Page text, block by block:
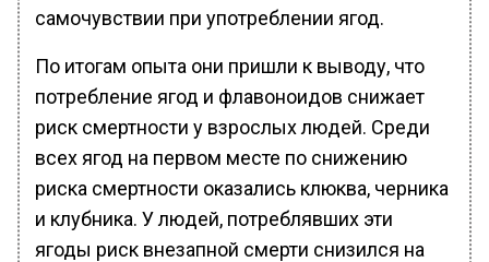
самочувствии при употреблении ягод.
По итогам опыта они пришли к выводу, что
потребление ягод и флавоноидов снижает
риск смертности у взрослых людей. Среди
всех ягод на первом месте по снижению
риска смертности оказались клюква, черника
и клубника. У людей, потреблявших эти
ягоды риск внезапной смерти снизился на